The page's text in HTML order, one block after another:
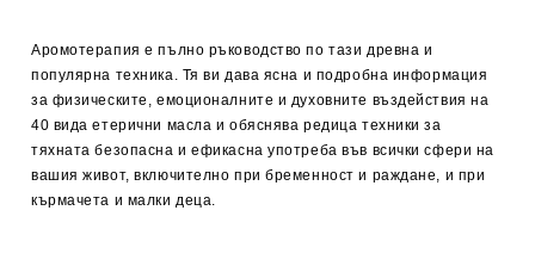
Аромотерапия е пълно ръководство по тази древна и
популярна техника. Тя ви дава ясна и подробна информация
за физическите, емоционалните и духовните въздействия на
40 вида етерични масла и обяснява редица техники за
тяхната безопасна и ефикасна употреба във всички сфери на
вашия живот, включително при бременност и раждане, и при
кърмачета и малки деца.